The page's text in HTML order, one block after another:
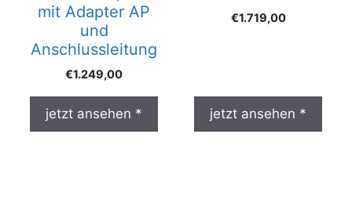
mit Adapter AP
und
Anschlussleitung
€1.249,00
jetzt ansehen *
€1.719,00
jetzt ansehen *